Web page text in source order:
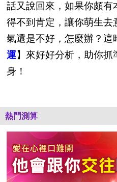
話又說回來，如果你頗有
得不到肯定，讓你萌生去
氣還是不好，怎麼辦？這
運】來好好分析，助你
身！
熱門測算